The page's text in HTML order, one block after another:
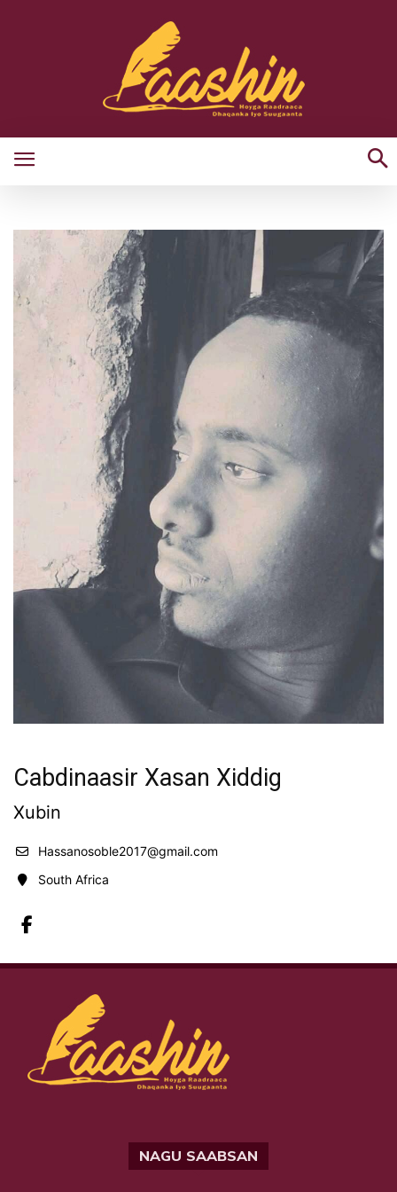
Cabdinaasir Xasan Xiddig
Xubin
Hassanosoble2017@gmail.com
South Africa
NAGU SAABSAN